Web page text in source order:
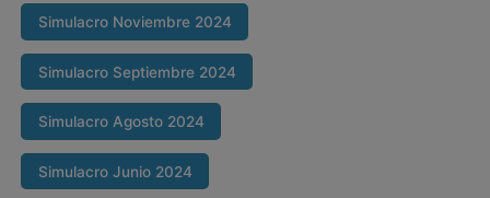
Simulacro Noviembre 2024
Simulacro Septiembre 2024
Simulacro Agosto 2024
Simulacro Junio 2024